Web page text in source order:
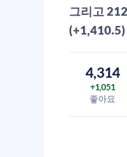
그리고
(+1,410.5)
4,314
+1,051
좋아요